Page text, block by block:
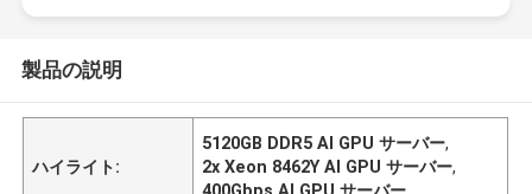
製品の説明
ハイライト:
5120GB DDR5 AI GPU サーバー,
2x Xeon 8462Y AI GPU サーバー,
400Gbps AI GPU サーバー